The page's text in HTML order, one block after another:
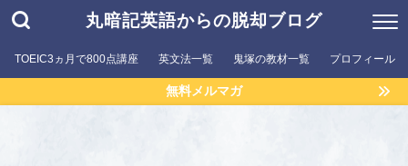
丸暗記英語からの脱却ブログ
TOEIC3ヵ月で800点講座 英文法一覧 鬼塚の教材一覧 プロフィール
無料メルマガ